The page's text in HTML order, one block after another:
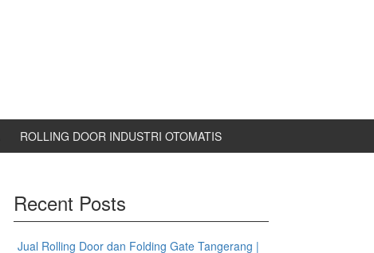
ROLLING DOOR INDUSTRI OTOMATIS
Recent Posts
Jual Rolling Door dan Folding Gate Tangerang |